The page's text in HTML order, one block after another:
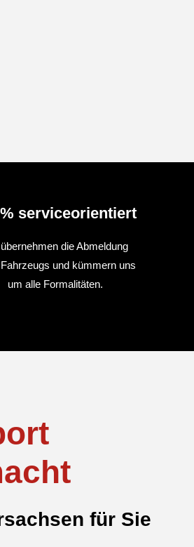
serviceorientiert
die Abmeldung
und kümmern uns
um alle Formalitäten.
für Sie